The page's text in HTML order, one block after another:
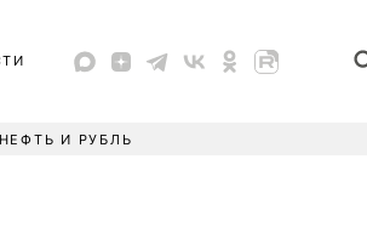
НЕФТЬ И РУБЛЬ